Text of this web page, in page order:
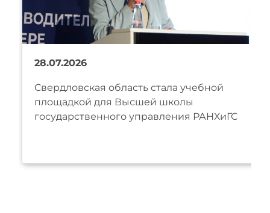
28.07.2026
Свердловская область стала учебной
площадкой для Высшей школы
государственного управления РАНХиГС